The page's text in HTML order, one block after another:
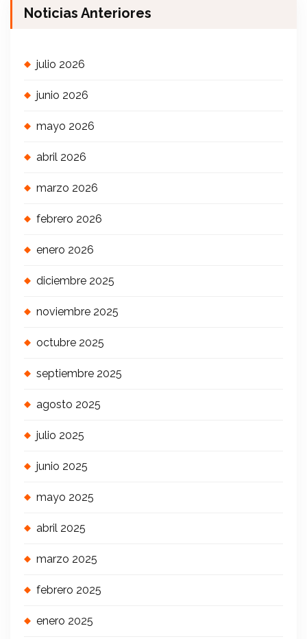
Noticias Anteriores
julio 2026
junio 2026
mayo 2026
abril 2026
marzo 2026
febrero 2026
enero 2026
diciembre 2025
noviembre 2025
octubre 2025
septiembre 2025
agosto 2025
julio 2025
junio 2025
mayo 2025
abril 2025
marzo 2025
febrero 2025
enero 2025